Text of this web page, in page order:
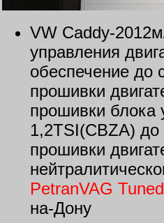
VW Caddy-
управления
обеспечение до
прошивки
прошивки блока
1,2TSI(CBZA)
прошивки
PetranVAG Tuned
на-Дону